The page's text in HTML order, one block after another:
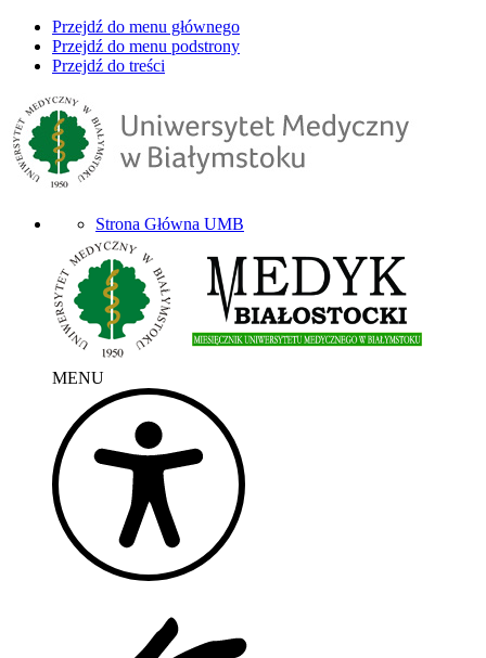
Przejdź do menu głównego
Przejdź do menu podstrony
Przejdź do treści
Strona Główna UMB
MENU